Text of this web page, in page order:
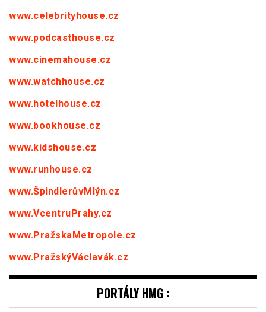
www.celebrityhouse.cz
www.podcasthouse.cz
www.cinemahouse.cz
www.watchhouse.cz
www.hotelhouse.cz
www.bookhouse.cz
www.kidshouse.cz
www.runhouse.cz
www.ŠpindlerůvMlýn.cz
www.VcentruPrahy.cz
www.PražskaMetropole.cz
www.PražskýVáclavák.cz
PORTÁLY HMG :